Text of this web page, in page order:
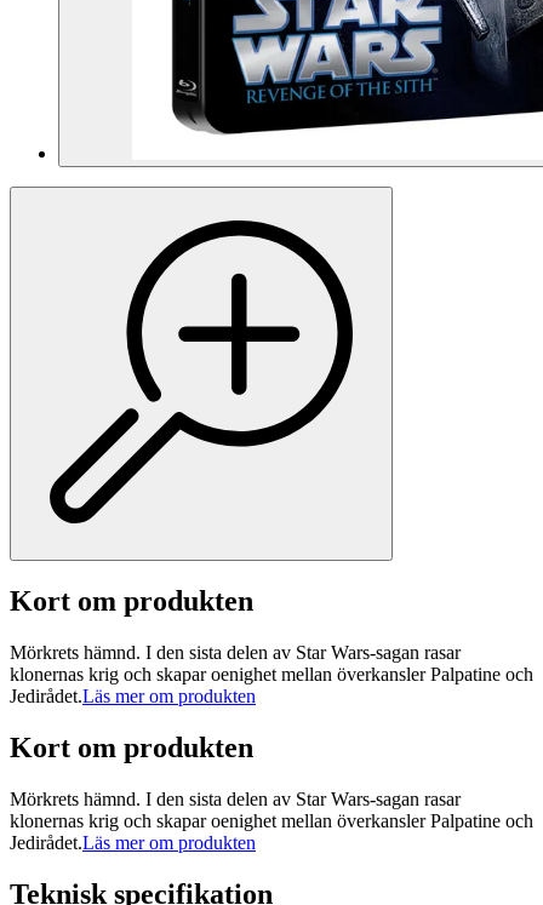
Kort om produkten
Mörkrets hämnd. I den sista delen av Star Wars-sagan rasar
klonernas krig och skapar oenighet mellan överkansler Palpatine och
Jedirådet.Läs mer om produkten
Kort om produkten
Mörkrets hämnd. I den sista delen av Star Wars-sagan rasar
klonernas krig och skapar oenighet mellan överkansler Palpatine och
Jedirådet.Läs mer om produkten
Teknisk specifikation